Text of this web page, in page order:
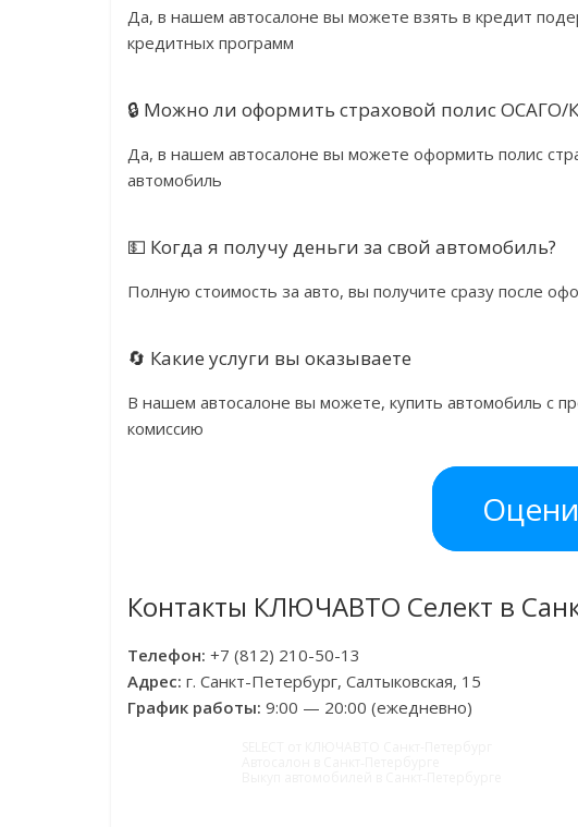
Да, в нашем автосалоне вы можете взять в кредит
кредитных программ
🔒 Можно ли оформить страховой полис ОСАГО/
Да, в нашем автосалоне вы можете оформить полис
автомобиль
💵 Когда я получу деньги за свой автомобиль?
Полную стоимость за авто, вы получите сразу после
🔄 Какие услуги вы оказываете
В нашем автосалоне вы можете, купить автомобиль с
комиссию
Контакты КЛЮЧАВТО Селект в
Телефон: +7 (812) 210-50-13
Адрес: г. Санкт-Петербург, Салтыковская, 15
График работы: 9:00 — 20:00 (ежедневно)